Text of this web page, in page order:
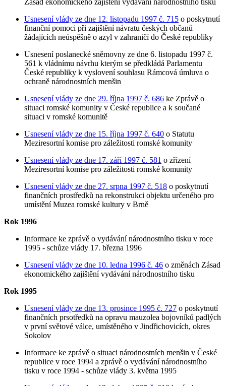
Usnesení vlády ze dne 12. listopadu 1997 č. 715 o poskytnutí
finanční pomoci při zajištění návratu českých občanů
žádajících neúspěšně o azyl v zahraničí do České republiky
Usnesení poslanecké sněmovny ze dne 6. listopadu 1997 č.
561 k vládnímu návrhu kterým se předkládá Parlamentu
České republiky k vyslovení souhlasu Rámcová úmluva o
ochraně národnostních menšin
Usnesení vlády ze dne 29. října 1997 č. 686 ke Zprávě o
situaci romské komunity v České republice a k součané
situaci v romské komunitě
Usnesení vlády ze dne 15. října 1997 č. 640 o Statutu
Meziresortní komise pro záležitosti romské komunity
Usnesení vlády ze dne 17. září 1997 č. 581 o zřízení
Meziresortní komise pro záležitosti romské komunity
Usnesení vlády ze dne 27. srpna 1997 č. 518 o poskytnutí
finančních prostředků na rekonstrukci objektu určeného pro
umístění Muzea romské kultury v Brně
Rok 1996
Informace ke zprávě o vydávání národnostního tisku v roce
1995 - schůze vlády 17. března 1996
Usnesení vlády ze dne 10. ledna 1996 č. 46 o změnách Zásad
ekonomického zajištění vydávání národnostního tisku
Rok 1995
Usnesení vlády ze dne 13. prosince 1995 č. 727 o poskytnutí
finančních prsotředků na opravu mauzolea bojovníků padlých
v první světové válce, umístěného v Jindřichovicích, okres
Sokolov
Informace ke zprávě o situaci národnostních menšin v České
republice v roce 1994 a zprávě o vydávání národnostního
tisku v roce 1994 - schůze vlády 3. května 1995